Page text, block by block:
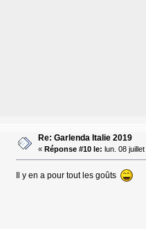
Re: Garlenda Italie 2019
« Réponse #10 le: lun. 08
Il y en a pour tout les goûts